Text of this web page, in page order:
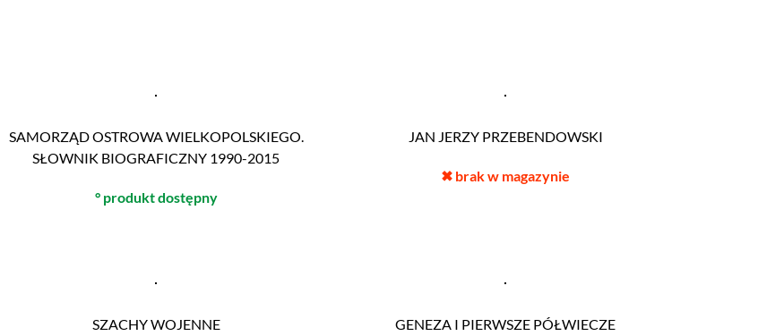
SAMORZĄD OSTROWA WIELKOPOLSKIEGO.
SŁOWNIK BIOGRAFICZNY 1990-2015
° produkt dostępny
JAN JERZY PRZEBENDOWSKI
✖ brak w magazynie
SZACHY WOJENNE
GENEZA I PIERWSZE PÓŁWIECZE